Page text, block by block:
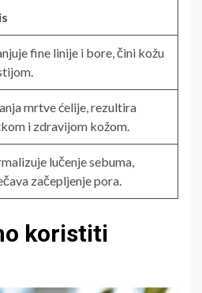
fine linije i bore, čini kožu
mrtve ćelije, rezultira
i zdravijom kožom.
lučenje sebuma,
začepljenje pora.
koristiti